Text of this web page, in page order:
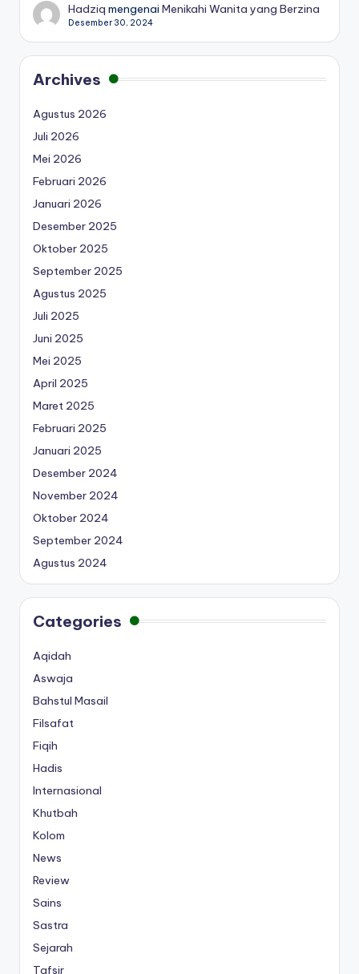
Hadziq mengenaiMenikahi Wanita yang Berzina
Desember 30, 2024
Archives
Agustus 2026
Juli 2026
Mei 2026
Februari 2026
Januari 2026
Desember 2025
Oktober 2025
September 2025
Agustus 2025
Juli 2025
Juni 2025
Mei 2025
April 2025
Maret 2025
Februari 2025
Januari 2025
Desember 2024
November 2024
Oktober 2024
September 2024
Agustus 2024
Categories
Aqidah
Aswaja
Bahstul Masail
Filsafat
Fiqih
Hadis
Internasional
Khutbah
Kolom
News
Review
Sains
Sastra
Sejarah
Tafsir